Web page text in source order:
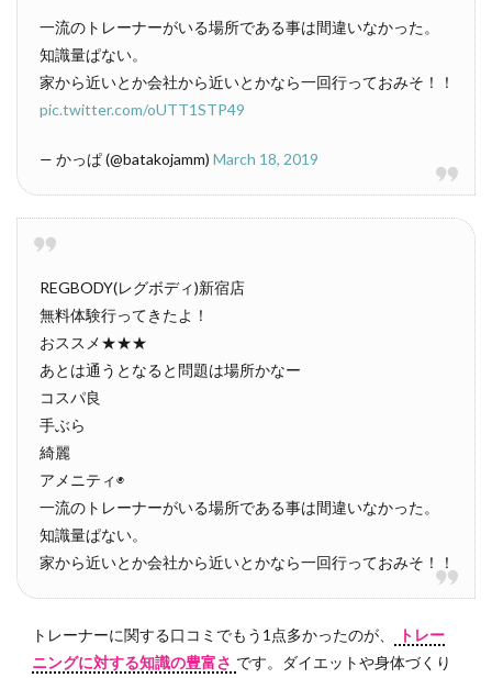
一流のトレーナーがいる場所である事は間違いなかった。
知識量ぱない。
家から近いとか会社から近いとかなら一回行っておみそ！！
pic.twitter.com/oUTT1STP49
— かっぱ (@batakojamm) March 18, 2019
REGBODY(レグボディ)新宿店
無料体験行ってきたよ！
おススメ★★★
あとは通うとなると問題は場所かなー
コスパ良
手ぶら
綺麗
アメニティ◉
一流のトレーナーがいる場所である事は間違いなかった。
知識量ぱない。
家から近いとか会社から近いとかなら一回行っておみそ！！
トレーナーに関する口コミでもう1点多かったのが、
トレー
ニングに対する知識の豊富さ です。ダイエットや身体づくり